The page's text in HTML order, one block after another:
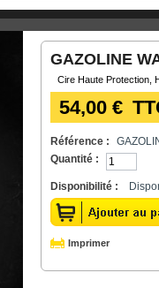
GAZOLINE
Cire Haute Protection,
54,00 €
Référence :
Quantité :
Disponibilité :
Imprimer